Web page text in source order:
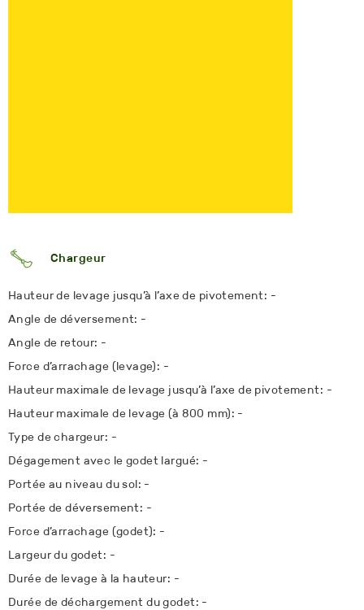
Chargeur
Hauteur de levage jusqu’à l’axe de pivotement: -
Angle de déversement: -
Angle de retour: -
Force d’arrachage (levage): -
Hauteur maximale de levage jusqu’à l’axe de pivotement: -
Hauteur maximale de levage (à 800 mm): -
Type de chargeur: -
Dégagement avec le godet largué: -
Portée au niveau du sol: -
Portée de déversement: -
Force d’arrachage (godet): -
Largeur du godet: -
Durée de levage à la hauteur: -
Durée de déchargement du godet: -